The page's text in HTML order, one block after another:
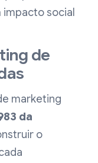
social
de
marketing
da
o